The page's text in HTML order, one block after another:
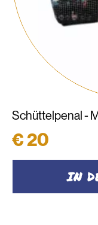
Schüttelpenal -
€20
IN